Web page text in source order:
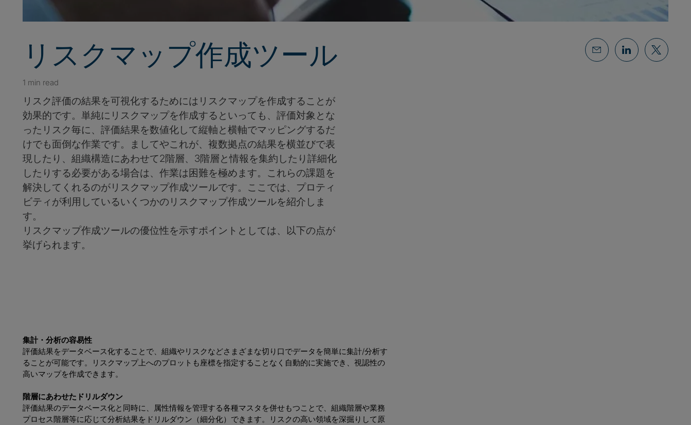
リスクマップ作成ツール
1 min read
リスク評価の結果を可視化するためにはリスクマップを作成することが
効果的です。単純にリスクマップを作成するといっても、評価対象とな
ったリスク毎に、評価結果を数値化して縦軸と横軸でマッピングするだ
けでも面倒な作業です。ましてやこれが、複数拠点の結果を横並びで表
現したり、組織構造にあわせて2階層、3階層と情報を集約したり詳細化
したりする必要がある場合は、作業は困難を極めます。これらの課題を
解決してくれるのがリスクマップ作成ツールです。ここでは、プロティ
ビティが利用しているいくつかのリスクマップ作成ツールを紹介しま
す。
リスクマップ作成ツールの優位性を示すポイントとしては、以下の点が
挙げられます。
集計・分析の容易性
評価結果をデータベース化することで、組織やリスクなどさまざまな切り口でデータを簡単に集計/分析す
ることが可能です。リスクマップ上へのプロットも座標を指定することなく自動的に実施でき、視認性の
高いマップを作成できます。
階層にあわせたドリルダウン
評価結果のデータベース化と同時に、属性情報を管理する各種マスタを併せもつことで、組織階層や業務
プロセス階層等に応じて分析結果をドリルダウン（細分化）できます。リスクの高い領域を深掘りして原